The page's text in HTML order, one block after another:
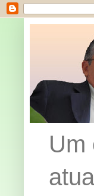
Um